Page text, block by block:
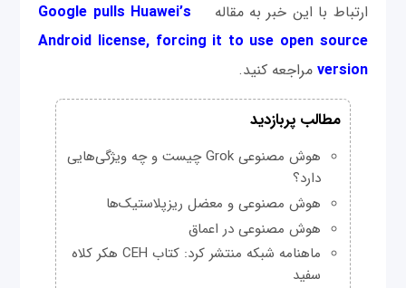
ارتباط با این خبر به مقاله
Google pulls Huawei’s
Android license, forcing it to use open source
version مراجعه کنید.
مطالب پربازدید
هوش مصنوعی Grok چیست و چه ویژگی‌هایی
دارد؟
هوش مصنوعی و معضل ریزپلاستیک‌ها
هوش مصنوعی در اعماق
ماهنامه شبکه منتشر کرد: کتاب CEH هکر کلاه
سفید